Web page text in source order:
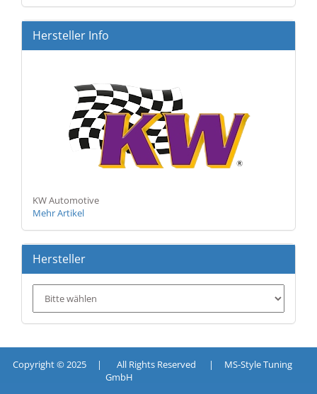
EIN.
Hersteller Info
KW Automotive
Mehr Artikel
Hersteller
Copyright © 2025 | All Rights Reserved | MS-Style Tuning
GmbH